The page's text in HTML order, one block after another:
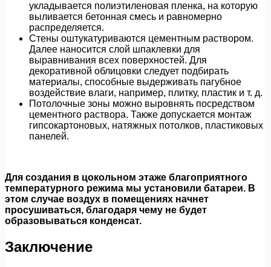
укладывается полиэтиленовая пленка, на которую
выливается бетонная смесь и равномерно
распределяется.
Стены оштукатуриваются цементным раствором.
Далее наносится слой шпаклевки для
выравнивания всех поверхностей. Для
декоративной облицовки следует подбирать
материалы, способные выдерживать пагубное
воздействие влаги, например, плитку, пластик и т. д.
Потолочные зоны можно выровнять посредством
цементного раствора. Также допускается монтаж
гипсокартоновых, натяжных потолков, пластиковых
панелей.
Для создания в цокольном этаже благоприятного
температурного режима мы установили батареи. В
этом случае воздух в помещениях начнет
просушиваться, благодаря чему не будет
образовываться конденсат.
Заключение